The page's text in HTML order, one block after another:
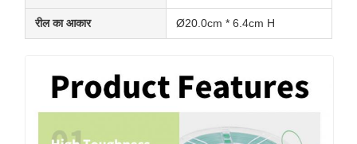
रील का आकार Ø20.0cm * 6.4cm H